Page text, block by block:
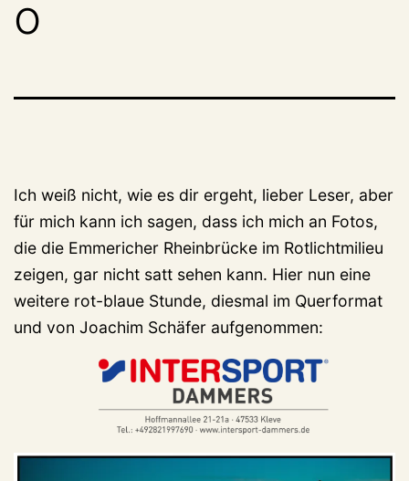
o
Ich weiß nicht, wie es dir ergeht, lieber Leser, aber
für mich kann ich sagen, dass ich mich an Fotos,
die die Emmericher Rheinbrücke im Rotlichtmilieu
zeigen, gar nicht satt sehen kann. Hier nun eine
weitere rot-blaue Stunde, diesmal im Querformat
und von Joachim Schäfer aufgenommen: